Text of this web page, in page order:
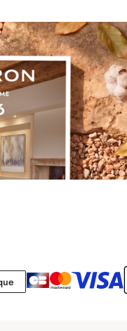
Chèque